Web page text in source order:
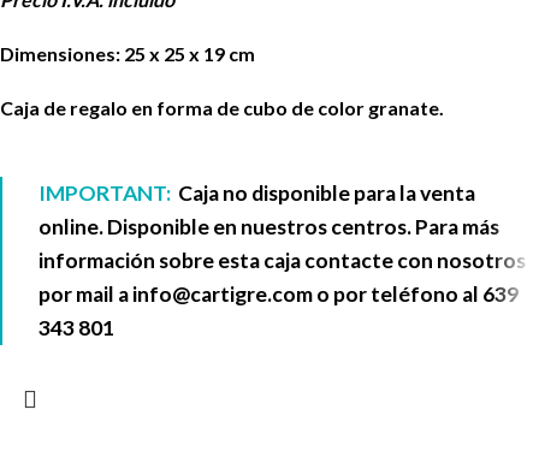
Dimensiones: 25 x 25 x 19 cm
Caja de regalo en forma de cubo de color granate.
IMPORTANT: Caja no disponible para la venta
online. Disponible en nuestros centros. Para más
información sobre esta caja contacte con nosotros
por mail ainfo@cartigre.como por teléfono al 639
343 801